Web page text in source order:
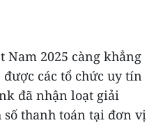
Nam 2025 càng khẳng
các tổ chức uy tín
đã nhận loạt giải
thanh toán tại đơn vị